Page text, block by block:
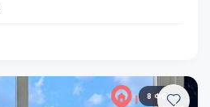
8 ФОТО